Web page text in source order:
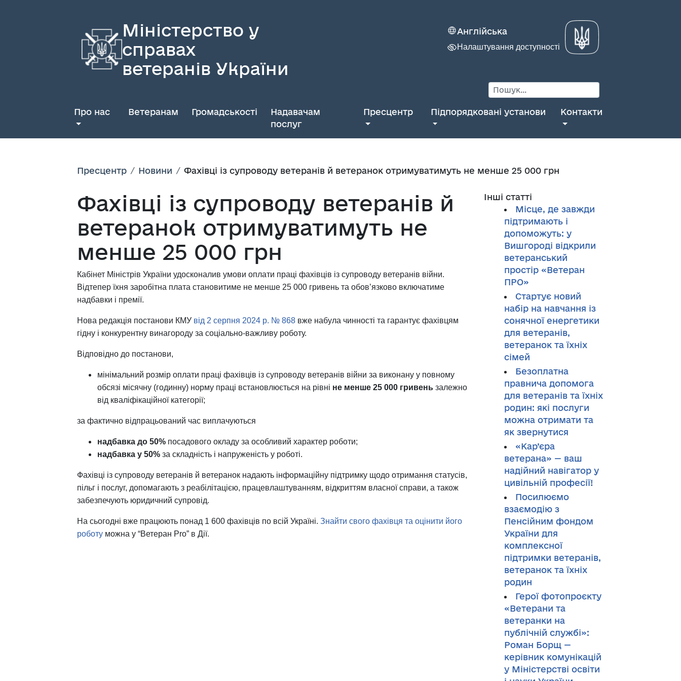
Міністерство у
справах
ветеранів України
Англійська
Налаштування доступності
Про нас Ветеранам Громадськості
Надавачам
послуг
Пресцентр Підпорядковані установи Контакти
Пресцентр Новини Фахівці із супроводу ветеранів й ветеранок отримуватимуть не менше 25 000 грн
Фахівці із супроводу ветеранів й
ветеранок отримуватимуть не
менше 25 000 грн
Кабінет Міністрів України удосконалив умови оплати праці фахівців із супроводу ветеранів війни.
Відтепер їхня заробітна плата становитиме не менше 25 000 гривень та обов’язково включатиме
надбавки і премії.
Нова редакція постанови КМУ від 2 серпня 2024 р. № 868 вже набула чинності та гарантує фахівцям
гідну і конкурентну винагороду за соціально-важливу роботу.
Відповідно до постанови,
мінімальний розмір оплати праці фахівців із супроводу ветеранів війни за виконану у повному
обсязі місячну (годинну) норму праці встановлюється на рівні не менше 25 000 гривень залежно
від кваліфікаційної категорії;
за фактично відпрацьований час виплачуються
надбавка до 50% посадового окладу за особливий характер роботи;
надбавка у 50% за складність і напруженість у роботі.
Фахівці із супроводу ветеранів й ветеранок надають інформаційну підтримку щодо отримання статусів,
пільг і послуг, допомагають з реабілітацією, працевлаштуванням, відкриттям власної справи, а також
забезпечують юридичний супровід.
На сьогодні вже працюють понад 1 600 фахівців по всій Україні. Знайти свого фахівця та оцінити його
роботу можна у “Ветеран Pro” в Дії.
Інші статті
Місце, де завжди
підтримають і
допоможуть: у
Вишгороді відкрили
ветеранський
простір «Ветеран
ПРО»
Стартує новий
набір на навчання із
сонячної енергетики
для ветеранів,
ветеранок та їхніх
сімей
Безоплатна
правнича допомога
для ветеранів та їхніх
родин: які послуги
можна отримати та
як звернутися
«Кар’єра
ветерана» — ваш
надійний навігатор у
цивільній професії!
Посилюємо
взаємодію з
Пенсійним фондом
України для
комплексної
підтримки ветеранів,
ветеранок та їхніх
родин
Герої фотопроєкту
«Ветерани та
ветеранки на
публічній службі»:
Роман Борщ —
керівник комунікацій
у Міністерстві освіти